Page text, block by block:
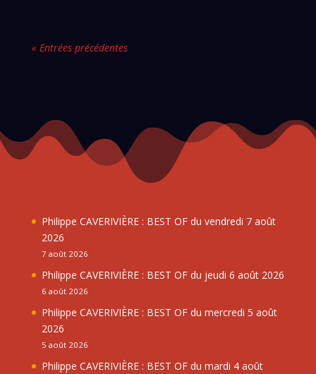
« Entrées précédentes
Philippe CAVERIVIÈRE : BEST OF du vendredi 7 août
2026
7 août 2026
Philippe CAVERIVIÈRE : BEST OF du jeudi 6 août 2026
6 août 2026
Philippe CAVERIVIÈRE : BEST OF du mercredi 5 août
2026
5 août 2026
Philippe CAVERIVIÈRE : BEST OF du mardi 4 août